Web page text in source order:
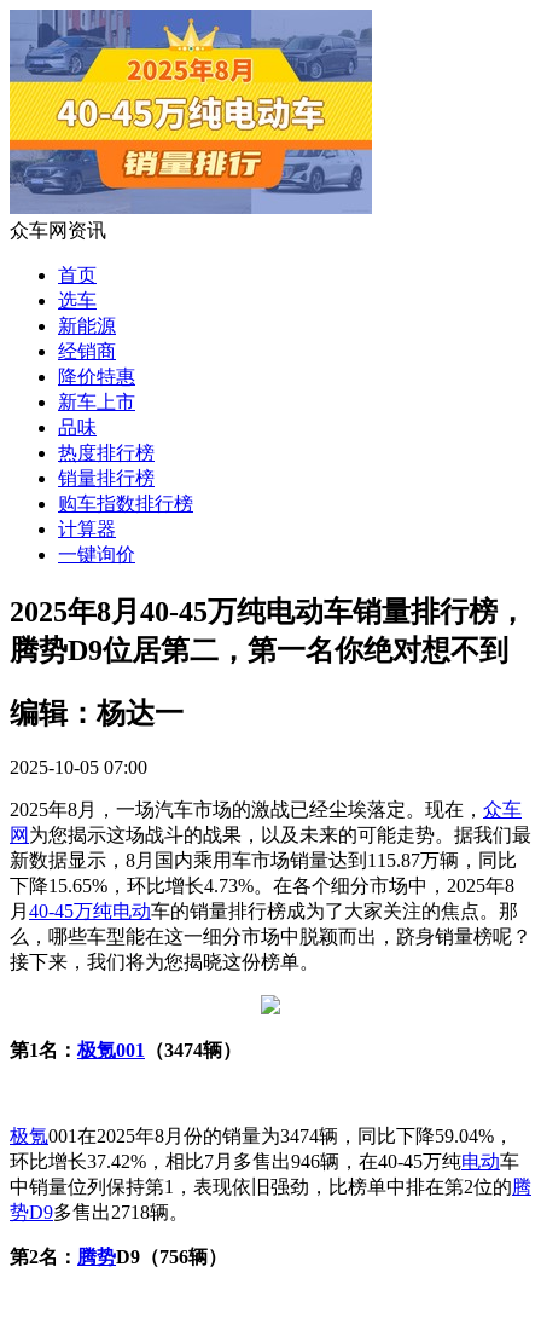
众车网资讯
首页
选车
新能源
经销商
降价特惠
新车上市
品味
热度排行榜
销量排行榜
购车指数排行榜
计算器
一键询价
2025年8月40-45万纯电动车销量排行榜，
腾势D9位居第二，第一名你绝对想不到
编辑：杨达一
2025-10-05 07:00
2025年8月，一场汽车市场的激战已经尘埃落定。现在， 众车
网 为您揭示这场战斗的战果，以及未来的可能走势。据我们最
新数据显示，8月国内乘用车市场销量达到115.87万辆，同比
下降15.65%，环比增长4.73%。在各个细分市场中，2025年8
月 40-45万纯电动车的销量排行榜成为了大家关注的焦点。那
么，哪些车型能在这一细分市场中脱颖而出，跻身销量榜呢？
接下来，我们将为您揭晓这份榜单。
第1名： 极氪001 （3474辆）
极氪001在2025年8月份的销量为3474辆，同比下降59.04%，
环比增长37.42%，相比7月多售出946辆，在40-45万纯电动车
中销量位列保持第1，表现依旧强劲，比榜单中排在第2位的腾
势D9多售出2718辆。
第2名： 腾势D9（756辆）